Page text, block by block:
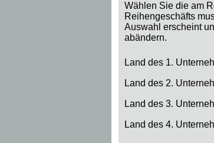
Wählen Sie die am
Reihengeschäfts
Auswahl erscheint
abändern.
Land des 1.
Land des 2.
Land des 3.
Land des 4.